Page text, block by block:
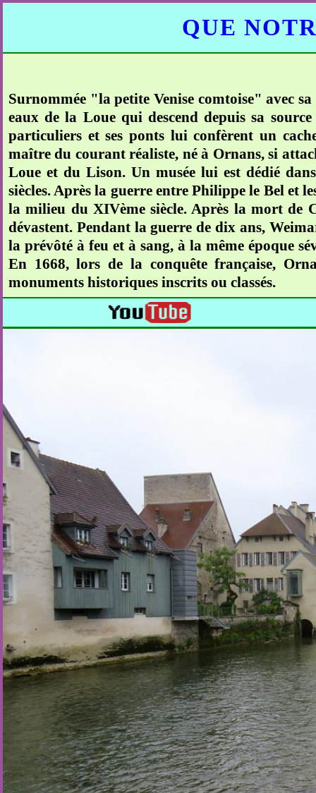
QUE
Surnommée "la petite Venise comtoise" avec
eaux de la Loue qui descend depuis sa
particuliers et ses ponts lui confèrent un
maître du courant réaliste, né à Ornans, si
Loue et du Lison. Un musée lui est dédié
siècles. Après la guerre entre Philippe le Bel et
la milieu du XIVème siècle. Après la mort de
dévastent. Pendant la guerre de dix ans,
la prévôté à feu et à sang, à la même époque
En 1668, lors de la conquête française,
monuments historiques inscrits ou classés.